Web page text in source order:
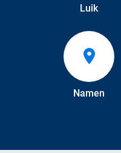
Luik
Namen